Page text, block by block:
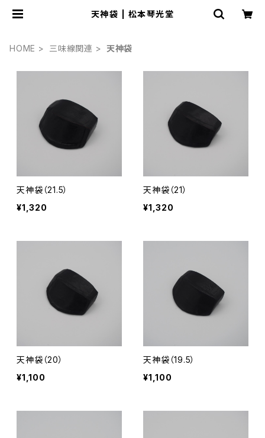
天神袋 | 松本琴光堂
HOME 三味線関連 天神袋
天神袋（21.5）
¥1,320
天神袋（21）
¥1,320
天神袋（20）
¥1,100
天神袋（19.5）
¥1,100